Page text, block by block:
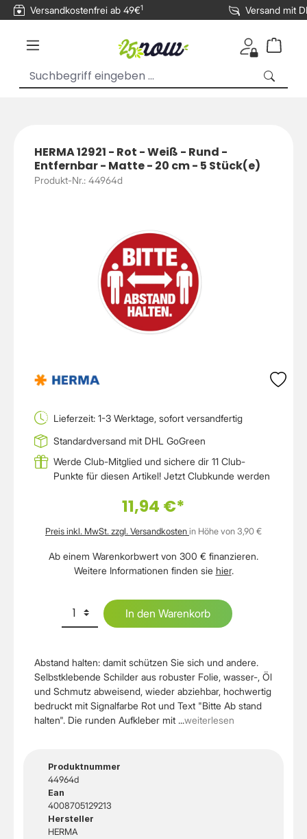
springen
Versandkostenfrei ab 49€1 Versand mit
HERMA 12921 - Rot - Weiß - Rund -
Entfernbar - Matte - 20 cm - 5 Stück(e)
Produkt-Nr.: 44964d
Abstand halten: damit schützen Sie sich und andere.
Selbstklebende Schilder aus robuster Folie, wasser-, Öl
und Schmutz abweisend, wieder abziehbar, hochwertig
bedruckt mit Signalfarbe Rot und Text "Bitte Ab stand
halten". Die runden Aufkleber mit ...weiterlesen
Produktnummer
44964d
Ean
4008705129213
Hersteller
HERMA
Lieferzeit: 1-3 Werktage, sofort versandfertig
Standardversand mit DHL GoGreen
Werde Club-Mitglied und sichere dir 11 Club-
Punkte für diesen Artikel! Jetzt Clubkunde werden
11,94 €*
Preis inkl. MwSt. zzgl. Versandkosten in Höhe von 3,90 €
Ab einem Warenkorbwert von 300 € finanzieren.
Weitere Informationen finden sie hier.
In den Warenkorb